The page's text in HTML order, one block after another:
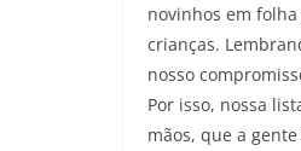
novinhos em
crianças.
nosso
Por isso, nossa
mãos, que a